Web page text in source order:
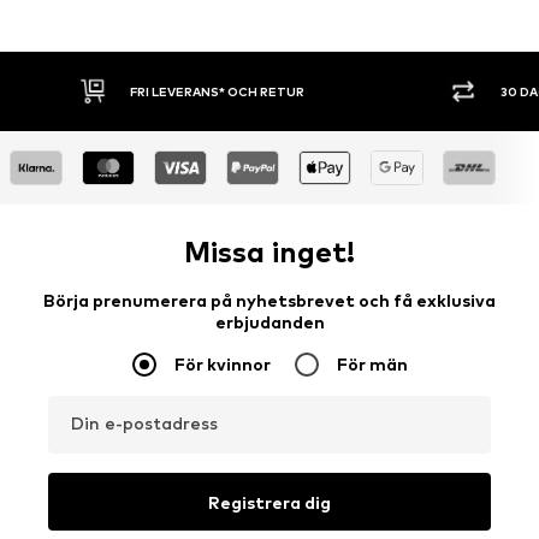
FRI LEVERANS* OCH RETUR 30
Missa inget!
Börja prenumerera på nyhetsbrevet och få exklusiva
erbjudanden
För kvinnor För män
Din e-postadress
Registrera dig